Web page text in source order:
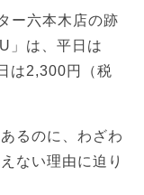
ー六本木店の跡
」は、平日は
は2,300円（税
るのに、わざわ
ない理由に迫り